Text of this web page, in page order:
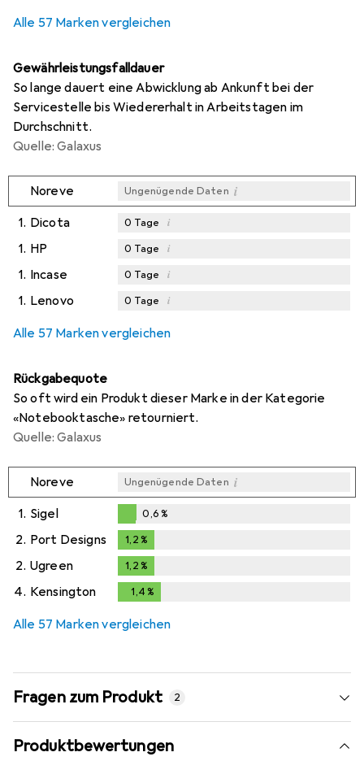
Alle 57 Marken vergleichen
Gewährleistungsfalldauer
So lange dauert eine Abwicklung ab Ankunft bei der
Servicestelle bis Wiedererhalt in Arbeitstagen im
Durchschnitt.
Quelle: Galaxus
Noreve Ungenügende Daten i
1. Dicota 0 Tage i
1. HP 0 Tage i
1. Incase 0 Tage i
1. Lenovo 0 Tage i
Alle 57 Marken vergleichen
Rückgabequote
So oft wird ein Produkt dieser Marke in der Kategorie
«Notebooktasche» retourniert.
Quelle: Galaxus
Noreve Ungenügende Daten i
1. Sigel
0,6%
0,6%
2. Port Designs 1,2 %
2. Ugreen 1,2 %
4. Kensington 1,4 %
Alle 57 Marken vergleichen
Fragen zum Produkt 2
Produktbewertungen